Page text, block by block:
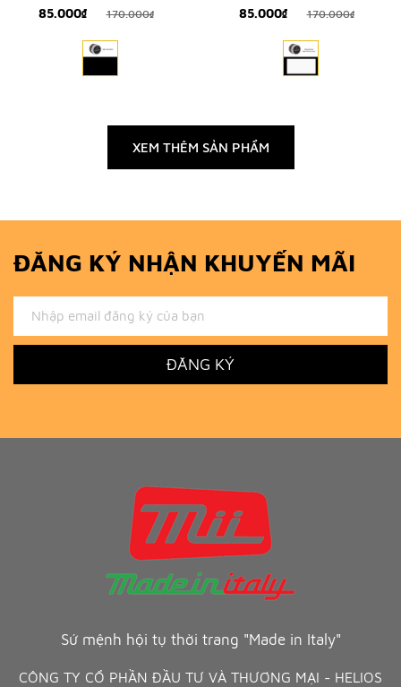
85.000₫
170.000₫
XIMO
85.000₫ 170.000₫
XEM THÊM SẢN PHẨM
ĐĂNG KÝ NHẬN KHUYẾN MÃI
ĐĂNG KÝ
Sứ mệnh hội tụ thời trang "Made in Italy"
CÔNG TY CỔ PHẦN ĐẦU TƯ VÀ THƯƠNG MẠI - HELIOS